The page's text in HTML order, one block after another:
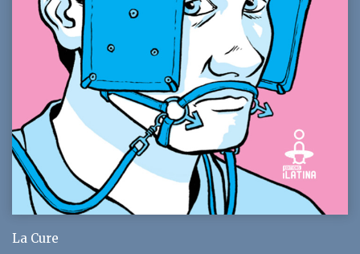
La Cure